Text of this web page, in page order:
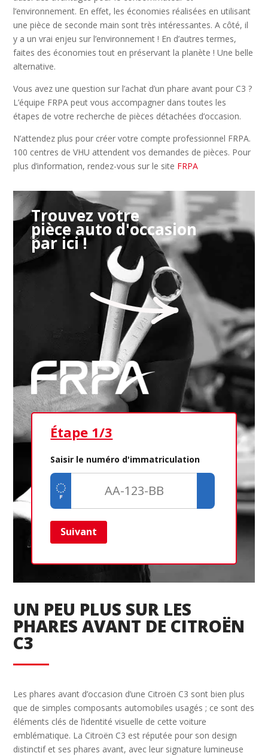
l’environnement. En effet, les économies réalisées en utilisant
une pièce de seconde main sont très intéressantes. A côté, il
y a un vrai enjeu sur l’environnement ! En d’autres termes,
faites des économies tout en préservant la planète ! Une belle
alternative.
Vous avez une question sur l’achat d’un phare avant pour C3 ?
L’équipe FRPA peut vous accompagner dans toutes les
étapes de votre recherche de pièces détachées d’occasion.
N’attendez plus pour créer votre compte professionnel FRPA.
100 centres de VHU attendent vos demandes de pièces. Pour
plus d’information, rendez-vous sur le site FRPA
Trouvez votre
pièce auto d'occasion
par ici !
Étape 1/3
Saisir le numéro d'immatriculation
Suivant
UN PEU PLUS SUR LES
PHARES AVANT DE CITROËN
C3
Les phares avant d’occasion d’une Citroën C3 sont bien plus
que de simples composants automobiles usagés ; ce sont des
éléments clés de l’identité visuelle de cette voiture
emblématique. La Citroën C3 est réputée pour son design
distinctif et ses phares avant, avec leur signature lumineuse